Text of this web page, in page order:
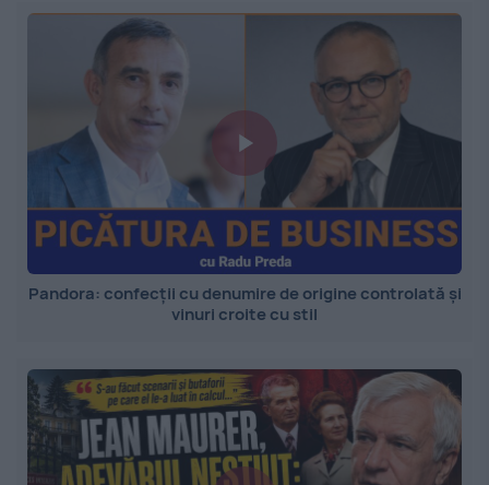
Pandora: confecții cu denumire de origine controlată și
vinuri croite cu stil